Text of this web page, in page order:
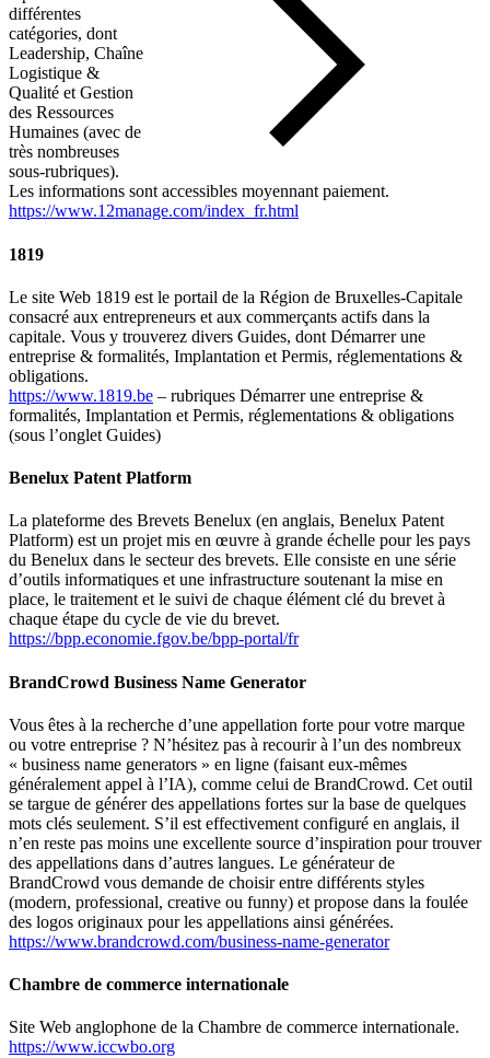
différentes
catégories, dont
Leadership, Chaîne
Logistique &
Qualité et Gestion
des Ressources
Humaines (avec de
très nombreuses
sous-rubriques).
Les informations sont accessibles moyennant paiement.
https://www.12manage.com/index_fr.html
1819
Le site Web 1819 est le portail de la Région de Bruxelles-Capitale
consacré aux entrepreneurs et aux commerçants actifs dans la
capitale. Vous y trouverez divers Guides, dont Démarrer une
entreprise & formalités, Implantation et Permis, réglementations &
obligations.
https://www.1819.be – rubriques Démarrer une entreprise &
formalités, Implantation et Permis, réglementations & obligations
(sous l’onglet Guides)
Benelux Patent Platform
La plateforme des Brevets Benelux (en anglais, Benelux Patent
Platform) est un projet mis en œuvre à grande échelle pour les pays
du Benelux dans le secteur des brevets. Elle consiste en une série
d’outils informatiques et une infrastructure soutenant la mise en
place, le traitement et le suivi de chaque élément clé du brevet à
chaque étape du cycle de vie du brevet.
https://bpp.economie.fgov.be/bpp-portal/fr
BrandCrowd Business Name Generator
Vous êtes à la recherche d’une appellation forte pour votre marque
ou votre entreprise ? N’hésitez pas à recourir à l’un des nombreux
« business name generators » en ligne (faisant eux-mêmes
généralement appel à l’IA), comme celui de BrandCrowd. Cet outil
se targue de générer des appellations fortes sur la base de quelques
mots clés seulement. S’il est effectivement configuré en anglais, il
n’en reste pas moins une excellente source d’inspiration pour trouver
des appellations dans d’autres langues. Le générateur de
BrandCrowd vous demande de choisir entre différents styles
(modern, professional, creative ou funny) et propose dans la foulée
des logos originaux pour les appellations ainsi générées.
https://www.brandcrowd.com/business-name-generator
Chambre de commerce internationale
Site Web anglophone de la Chambre de commerce internationale.
https://www.iccwbo.org